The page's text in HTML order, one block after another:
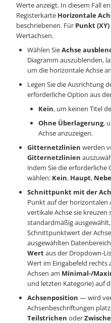
Werte anzeigt. In diesem Fall
Registerkarte Horizontale
beschriebenen. Für Punkt
Wertachsen.
Wählen SieAchse
Diagramm auszublenden,
um die horizontale Achse
Legen Sie die Ausrichtung
erforderliche Option aus
Kein, um keinen Titel
Ohne Überlagerung,
Achse anzuzeigen.
Gitternetzlinien werden
Gitternetzlinien
indem Sie die
wählen: Kein, Haupt,
Schnittpunkt mit der
Punkt auf der horizontalen
vertikale Achse sie kreuzen
standardmäßig
Schnittpunktwert der
ausgewählten
Wertaus der Dropdown-
Wert im Eingabefeld
Achsen am Minimal-/
und letzten Kategorie) auf
Achsenposition — wird
Achsenbeschriftungen
Teilstrichen oder